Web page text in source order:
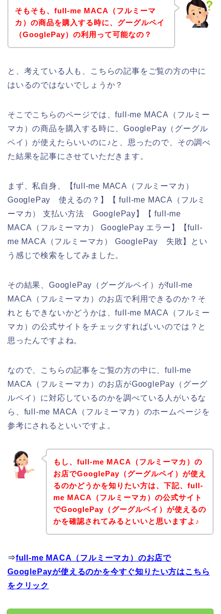
そもそも、full-me MACA（フルミーマ
カ）の商品を購入する時に、グーグルペイ
（GooglePay）の利用って可能なの？
と、考えている人も、こちらの記事をご覧の方の中に
はいるのではないでしょうか？
そこでこちらのページでは、full-me MACA（フルミー
マカ）の商品を購入する時に、GooglePay（グーグル
ペイ）が使えたらいいのに♪と、思ったので、その調べ
た結果を記事にさせていただきます。
まず、私自身、【full-me MACA（フルミーマカ）
GooglePay 使えるの？】【 full-me MACA（フルミ
ーマカ） 支払い方法 GooglePay】【 full-me
MACA（フルミーマカ） GooglePay エラー】【full-
me MACA（フルミーマカ） GooglePay 失敗】とい
う感じで検索をしてみました。
その結果、GooglePay（グーグルペイ）がfull-me
MACA（フルミーマカ）のお店で利用できるのか？そ
れともできないかどうかは、full-me MACA（フルミー
マカ）の公式サイトをチェックすればいいのでは？と
思ったんですよね。
なので、こちらの記事をご覧の方の中に、full-me
MACA（フルミーマカ）のお店がGooglePay（グーグ
ルペイ）に対応しているのかを調べている人がいるな
ら、full-me MACA（フルミーマカ）のホームページを
参考にされるといいですよ。
もし、full-me MACA（フルミーマカ）の
お店でGooglePay（グーグルペイ）が使え
るのかどうかを知りたい方は、下記、full-
me MACA（フルミーマカ）の公式サイト
でGooglePay（グーグルペイ）が使えるの
かを確認されてみるといいと思いますよ♪
⇒full-me MACA（フルミーマカ）のお店で
GooglePayが使えるのかを今すぐ知りたい方はこちら
をクリック